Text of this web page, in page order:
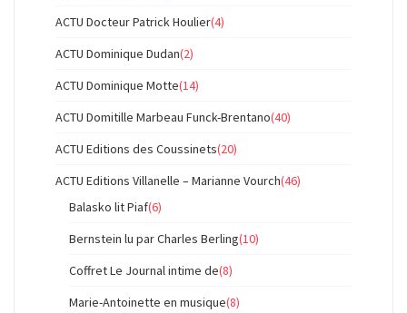
ACTU Docteur Patrick Houlier(4)
ACTU Dominique Dudan(2)
ACTU Dominique Motte(14)
ACTU Domitille Marbeau Funck-Brentano(40)
ACTU Editions des Coussinets(20)
ACTU Editions Villanelle – Marianne Vourch(46)
Balasko lit Piaf(6)
Bernstein lu par Charles Berling(10)
Coffret Le Journal intime de(8)
Marie-Antoinette en musique(8)